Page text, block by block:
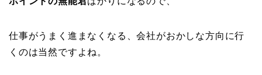
仕事がうまく進まなくなる、会社がおかしな方向に行
くのは当然ですよね。